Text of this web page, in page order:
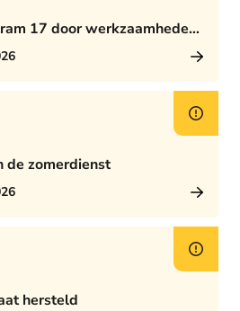
17 door werkzaamheden
de zomerdienst
hersteld